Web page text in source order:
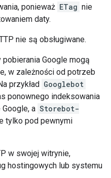
ponieważ ETag nie
daty.
nie są obsługiwane.
Google mogą
w zależności od potrzeb
przykład Googlebot
ponownego indeksowania
a Storebot-
tylko pod pewnymi
w swojej witrynie,
hostingowych lub systemu